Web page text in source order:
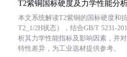
T2紫铜国标硬度及力学性能分
本文系统解读T2紫铜的国标硬度和
T2_1/2H状态），结合GB/T 5231-
析其力学性能指标及影响因素，并
特性差异，为工业选材提供参考。